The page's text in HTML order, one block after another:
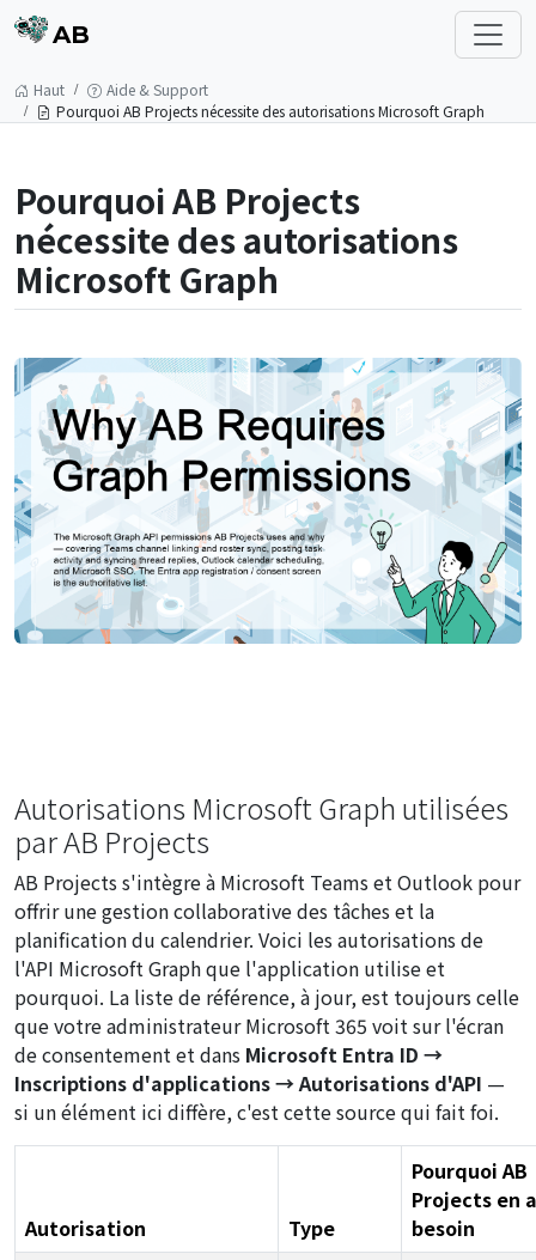
AB
Haut
Aide & Support
Pourquoi AB Projects nécessite des autorisations Microsoft Graph
Pourquoi AB Projects
nécessite des autorisations
Microsoft Graph
Autorisations Microsoft Graph utilisées
par AB Projects
AB Projects s'intègre à Microsoft Teams et Outlook pour
offrir une gestion collaborative des tâches et la
planification du calendrier. Voici les autorisations de
l'API Microsoft Graph que l'application utilise et
pourquoi. La liste de référence, à jour, est toujours celle
que votre administrateur Microsoft 365 voit sur l'écran
de consentement et dans Microsoft Entra ID →
Inscriptions d'applications → Autorisations d'API —
si un élément ici diffère, c'est cette source qui fait foi.
Autorisation Type
Pourquoi AB
Projects en a
besoin